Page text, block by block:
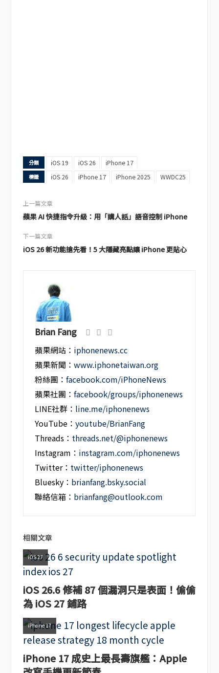
分類 iOS 19 iOS 26 iPhone 17
標籤 iOS 26 iPhone 17 iPhone 2025 WWDC25
上一篇文章
蘋果 AI 快捷指令升級：用「講人話」語音控制 iPhone
下一篇文章
iOS 26 新功能搶先看！5 大隱藏亮點讓 iPhone 更貼心
Brian Fang
蘋果網站： iphonenews.cc
蘋果新聞：www.iphonetaiwan.org
粉絲團：facebook.com/iPhoneNews
蘋果社團：facebook/groups/iphonenews
LINE社群： line.me/iphonenews
YouTube：youtube/BrianFang
Threads： threads.net/@iphonenews
Instagram： instagram.com/iphonenews
Twitter： twitter/iphonenews
Bluesky： brianfang.bsky.social
聯絡信箱： brianfang@outlook.com
相關文章
iOS 27
iOS 26.6 修補 87 個漏洞只是表面！偷偷
為 iOS 27 鋪路
iPhone 17
iPhone 17 成史上最長壽旗艦：Apple